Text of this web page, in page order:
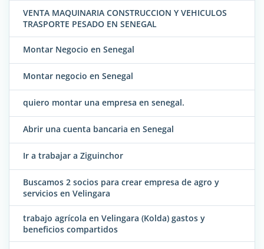
VENTA MAQUINARIA CONSTRUCCION Y VEHICULOS
TRASPORTE PESADO EN SENEGAL
Montar Negocio en Senegal
Montar negocio en Senegal
quiero montar una empresa en senegal.
Abrir una cuenta bancaria en Senegal
Ir a trabajar a Ziguinchor
Buscamos 2 socios para crear empresa de agro y
servicios en Velingara
trabajo agrícola en Velingara (Kolda) gastos y
beneficios compartidos